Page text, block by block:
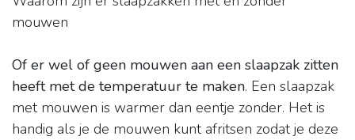
mouwen
Of er wel of geen mouwen aan een slaapzak zitten
heeft met de temperatuur te maken. Een slaapzak
met mouwen is warmer dan eentje zonder. Het is
handig als je de mouwen kunt afritsen zodat je deze